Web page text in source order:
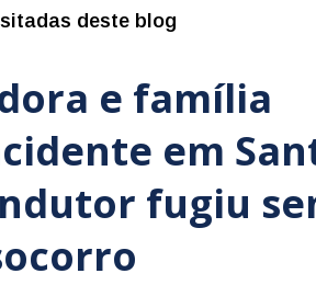
deste blog
e família
em
fugiu